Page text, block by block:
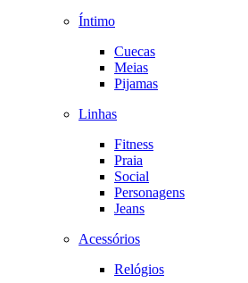
Íntimo
Cuecas
Meias
Pijamas
Linhas
Fitness
Praia
Social
Personagens
Jeans
Acessórios
Relógios